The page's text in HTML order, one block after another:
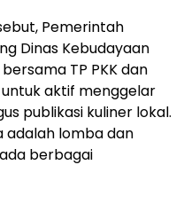
Pemerintah
Dinas Kebudayaan
TP PKK dan
aktif menggelar
publikasi kuliner lokal.
adalah lomba dan
berbagai